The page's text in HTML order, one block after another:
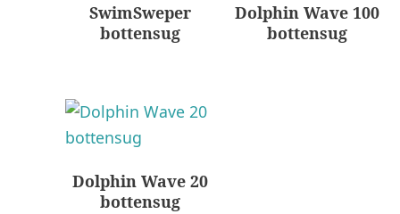
SwimSweper
bottensug
Dolphin Wave 100
bottensug
Dolphin Wave 20
bottensug